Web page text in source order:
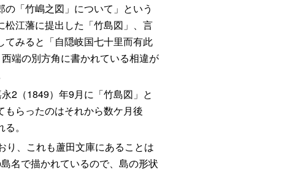
「竹嶋之図」について」という
江藩に提出した「竹島図」、言
てみると「自隠岐国七十里而有此
端の別方角に書かれている相違が
2（1849）年9月に「竹島図」と
らったのはそれから数ケ月後
。
、これも蘆田文庫にあることは
名で描かれているので、島の形状